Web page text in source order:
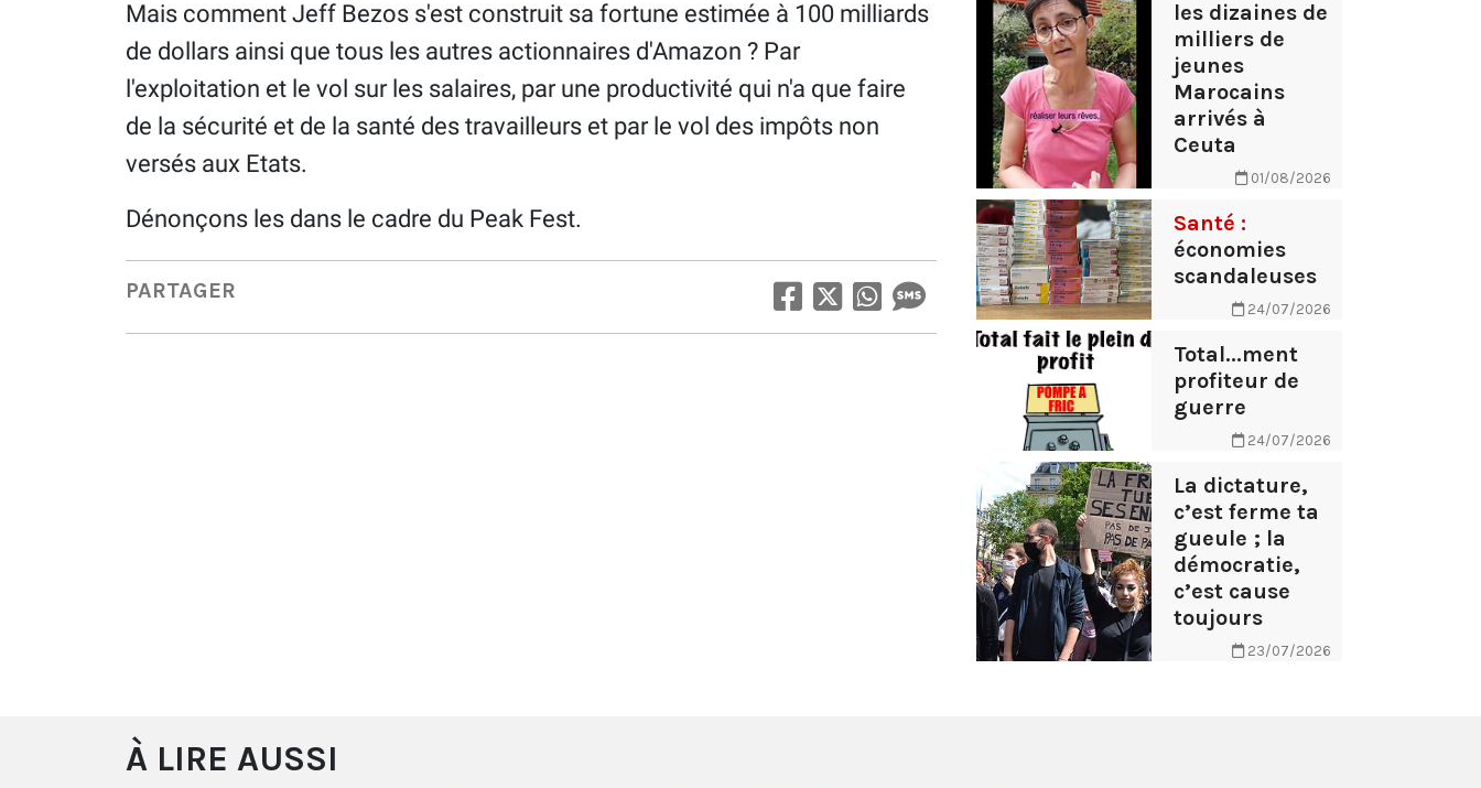
Mais comment Jeff Bezos s'est construit sa fortune estimée à 100 milliards
de dollars ainsi que tous les autres actionnaires d'Amazon ? Par
l'exploitation et le vol sur les salaires, par une productivité qui n'a que faire
de la sécurité et de la santé des travailleurs et par le vol des impôts non
versés aux Etats.
Dénonçons les dans le cadre du Peak Fest.
PARTAGER
les dizaines de
milliers de
jeunes
Marocains
arrivés à
Ceuta
01/08/2026
Santé :
économies
scandaleuses
24/07/2026
Total...ment
profiteur de
guerre
24/07/2026
La dictature,
c’est ferme ta
gueule ; la
démocratie,
c’est cause
toujours
23/07/2026
À LIRE AUSSI